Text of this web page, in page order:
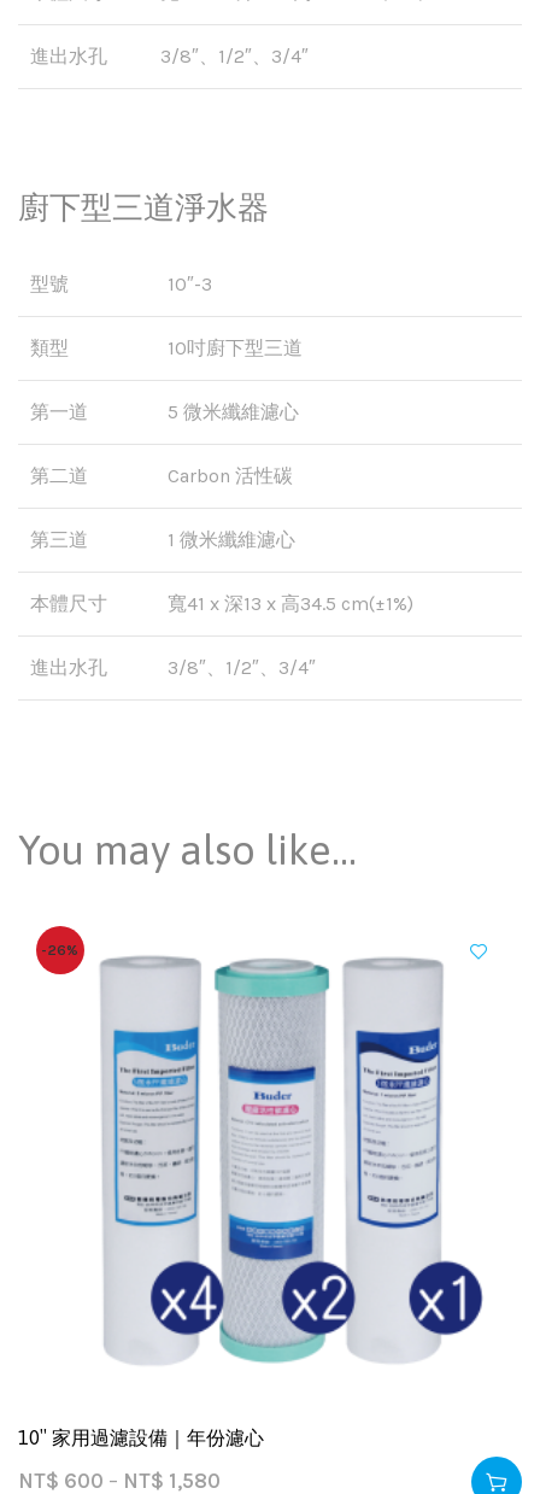
進出水孔 3/8″、1/2″、3/4″
廚下型三道淨水器
型號 10″-3
類型 10吋廚下型三道
第一道 5 微米纖維濾心
第二道 Carbon 活性碳
第三道 1 微米纖維濾心
本體尺寸 寬41 x 深13 x 高34.5 cm(±1%)
進出水孔 3/8″、1/2″、3/4″
You may also like…
-26%
10″ 家用過濾設備｜年份濾心
NT$ 600 – NT$ 1,580